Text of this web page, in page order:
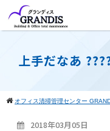
上手だなあ
オフィス清掃管理センター
2018年03月05日